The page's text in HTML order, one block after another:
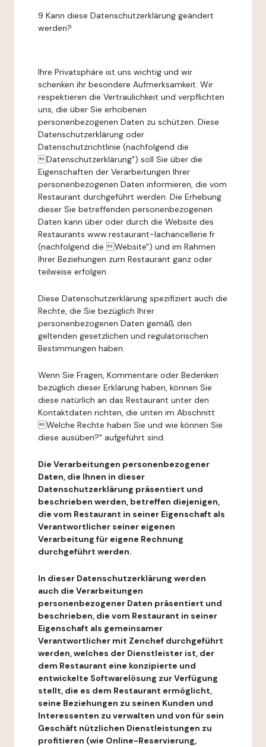
9 Kann diese Datenschutzerklärung geändert
werden?
Ihre Privatsphäre ist uns wichtig und wir
schenken ihr besondere Aufmerksamkeit. Wir
respektieren die Vertraulichkeit und verpflichten
uns, die über Sie erhobenen
personenbezogenen Daten zu schützen. Diese
Datenschutzerklärung oder
Datenschutzrichtlinie (nachfolgend die
Datenschutzerklärung") soll Sie über die
Eigenschaften der Verarbeitungen Ihrer
personenbezogenen Daten informieren, die vom
Restaurant durchgeführt werden. Die Erhebung
dieser Sie betreffenden personenbezogenen
Daten kann über oder durch die Website des
Restaurants www.restaurant-lachancellerie.fr
(nachfolgend die Website") und im Rahmen
Ihrer Beziehungen zum Restaurant ganz oder
teilweise erfolgen.
Diese Datenschutzerklärung spezifiziert auch die
Rechte, die Sie bezüglich Ihrer
personenbezogenen Daten gemäß den
geltenden gesetzlichen und regulatorischen
Bestimmungen haben.
Wenn Sie Fragen, Kommentare oder Bedenken
bezüglich dieser Erklärung haben, können Sie
diese natürlich an das Restaurant unter den
Kontaktdaten richten, die unten im Abschnitt
Welche Rechte haben Sie und wie können Sie
diese ausüben?" aufgeführt sind.
Die Verarbeitungen personenbezogener
Daten, die Ihnen in dieser
Datenschutzerklärung präsentiert und
beschrieben werden, betreffen diejenigen,
die vom Restaurant in seiner Eigenschaft als
Verantwortlicher seiner eigenen
Verarbeitung für eigene Rechnung
durchgeführt werden.
In dieser Datenschutzerklärung werden
auch die Verarbeitungen
personenbezogener Daten präsentiert und
beschrieben, die vom Restaurant in seiner
Eigenschaft als gemeinsamer
Verantwortlicher mit Zenchef durchgeführt
werden, welches der Dienstleister ist, der
dem Restaurant eine konzipierte und
entwickelte Softwarelösung zur Verfügung
stellt, die es dem Restaurant ermöglicht,
seine Beziehungen zu seinen Kunden und
Interessenten zu verwalten und von für sein
Geschäft nützlichen Dienstleistungen zu
profitieren (wie Online-Reservierung,